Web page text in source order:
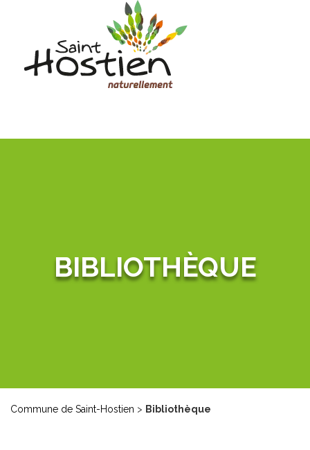
BIBLIOTHÈQUE
Commune de Saint-Hostien > Bibliothèque